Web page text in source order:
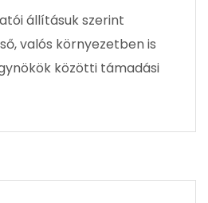
állításuk szerint
valós környezetben is
közötti támadási